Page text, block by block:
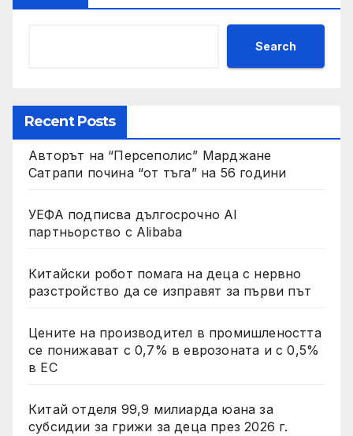
Search
Recent Posts
Авторът на “Персеполис” Марджане
Сатрапи почина “от тъга” на 56 години
УЕФА подписва дългосрочно AI
партньорство с Alibaba
Китайски робот помага на деца с нервно
разстройство да се изправят за първи път
Цените на производител в промишлеността
се понижават с 0,7% в еврозоната и с 0,5%
в ЕС
Китай отделя 99,9 милиарда юана за
субсидии за грижи за деца през 2026 г.